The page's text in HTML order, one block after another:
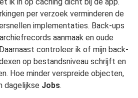
per verzoek verminderen de
implementaties. Back-ups
aanmaak en oude
controleer ik of mijn back-
op bestandsniveau schrijft en
Hoe minder verspreide objecten,
dagelijkse Jobs.